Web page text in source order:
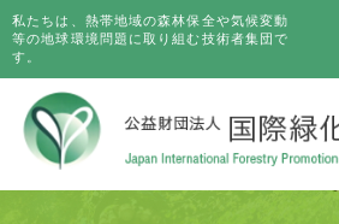
私たちは、熱帯地域の森林保全や気候変動
等の地球環境問題に取り組む技術者集団で
す。